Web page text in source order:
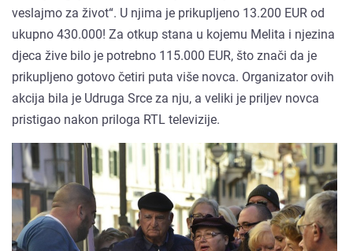
veslajmo za život“. U njima je prikupljeno 13.200 EUR od
ukupno 430.000! Za otkup stana u kojemu Melita i njezina
djeca žive bilo je potrebno 115.000 EUR, što znači da je
prikupljeno gotovo četiri puta više novca. Organizator ovih
akcija bila je Udruga Srce za nju, a veliki je priljev novca
pristigao nakon priloga RTL televizije.